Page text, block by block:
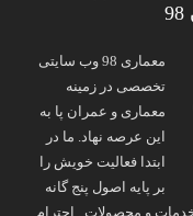
معماری 98 وب سایتی
تخصصی در زمینه
معماری و عمران پا به
این عرصه نهاد. ما در
ابتدا فعالیت خویش را
بر پایه اصول پنج گانه
و محصولات , احترام